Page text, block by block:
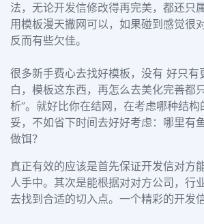
法，无论开发信修改得再完美，都还只
用模板漫天撒网可以，如果碰到感觉很
反而有些欠佳。
很多新手费心去找好模板，没有 好只有
白，模板这东西，再怎么去美化完善都
析”。就好比你在结网，在考虑哪种结构
妥，不如省下时间去好好考虑：哪里有
做饵？
真正有效的应该是首先保证开发信对方
人手中。其次是能根据对对方公司，行
去找到合适的切入点。一个精彩的开发